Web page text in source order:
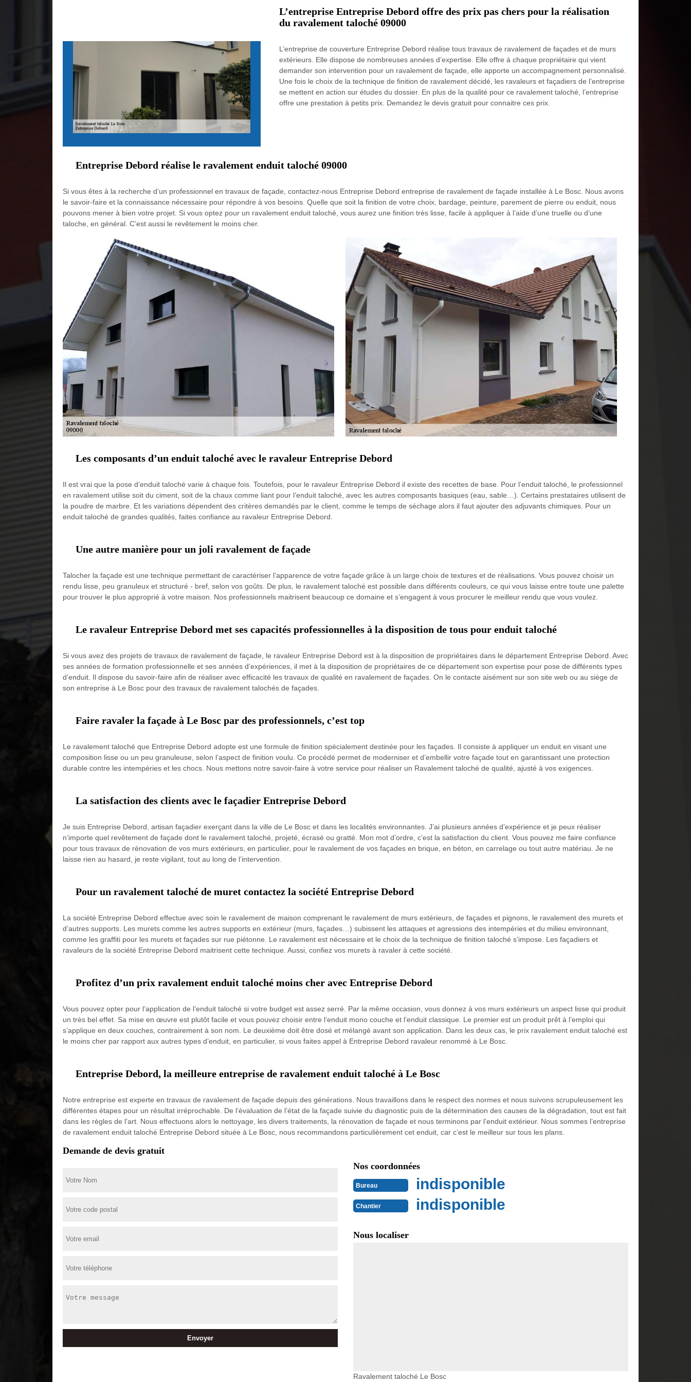
L’entreprise Entreprise Debord offre des prix pas chers pour la réalisation
du ravalement taloché 09000
L’entreprise de couverture Entreprise Debord réalise tous travaux de ravalement de façades et de murs
extérieurs. Elle dispose de nombreuses années d’expertise. Elle offre à chaque propriétaire qui vient
demander son intervention pour un ravalement de façade, elle apporte un accompagnement personnalisé.
Une fois le choix de la technique de finition de ravalement décidé, les ravaleurs et façadiers de l’entreprise
se mettent en action sur études du dossier. En plus de la qualité pour ce ravalement taloché, l’entreprise
offre une prestation à petits prix. Demandez le devis gratuit pour connaitre ces prix.
Entreprise Debord réalise le ravalement enduit taloché 09000
Si vous êtes à la recherche d’un professionnel en travaux de façade, contactez-nous Entreprise Debord entreprise de ravalement de façade installée à Le Bosc. Nous avons
le savoir-faire et la connaissance nécessaire pour répondre à vos besoins. Quelle que soit la finition de votre choix, bardage, peinture, parement de pierre ou enduit, nous
pouvons mener à bien votre projet. Si vous optez pour un ravalement enduit taloché, vous aurez une finition très lisse, facile à appliquer à l’aide d’une truelle ou d’une
taloche, en général. C’est aussi le revêtement le moins cher.
Les composants d’un enduit taloché avec le ravaleur Entreprise Debord
Il est vrai que la pose d’enduit taloché varie à chaque fois. Toutefois, pour le ravaleur Entreprise Debord il existe des recettes de base. Pour l’enduit taloché, le professionnel
en ravalement utilise soit du ciment, soit de la chaux comme liant pour l’enduit taloché, avec les autres composants basiques (eau, sable…). Certains prestataires utilisent de
la poudre de marbre. Et les variations dépendent des critères demandés par le client, comme le temps de séchage alors il faut ajouter des adjuvants chimiques. Pour un
enduit taloché de grandes qualités, faites confiance au ravaleur Entreprise Debord.
Une autre manière pour un joli ravalement de façade
Talocher la façade est une technique permettant de caractériser l’apparence de votre façade grâce à un large choix de textures et de réalisations. Vous pouvez choisir un
rendu lisse, peu granuleux et structuré - bref, selon vos goûts. De plus, le ravalement taloché est possible dans différents couleurs, ce qui vous laisse entre toute une palette
pour trouver le plus approprié à votre maison. Nos professionnels maitrisent beaucoup ce domaine et s’engagent à vous procurer le meilleur rendu que vous voulez.
Le ravaleur Entreprise Debord met ses capacités professionnelles à la disposition de tous pour enduit taloché
Si vous avez des projets de travaux de ravalement de façade, le ravaleur Entreprise Debord est à la disposition de propriétaires dans le département Entreprise Debord. Avec
ses années de formation professionnelle et ses années d’expériences, il met à la disposition de propriétaires de ce département son expertise pour pose de différents types
d’enduit. Il dispose du savoir-faire afin de réaliser avec efficacité les travaux de qualité en ravalement de façades. On le contacte aisément sur son site web ou au siège de
son entreprise à Le Bosc pour des travaux de ravalement talochés de façades.
Faire ravaler la façade à Le Bosc par des professionnels, c’est top
Le ravalement taloché que Entreprise Debord adopte est une formule de finition spécialement destinée pour les façades. Il consiste à appliquer un enduit en visant une
composition lisse ou un peu granuleuse, selon l’aspect de finition voulu. Ce procédé permet de moderniser et d’embellir votre façade tout en garantissant une protection
durable contre les intempéries et les chocs. Nous mettons notre savoir-faire à votre service pour réaliser un Ravalement taloché de qualité, ajusté à vos exigences.
La satisfaction des clients avec le façadier Entreprise Debord
Je suis Entreprise Debord, artisan façadier exerçant dans la ville de Le Bosc et dans les localités environnantes. J’ai plusieurs années d’expérience et je peux réaliser
n’importe quel revêtement de façade dont le ravalement taloché, projeté, écrasé ou gratté. Mon mot d’ordre, c’est la satisfaction du client. Vous pouvez me faire confiance
pour tous travaux de rénovation de vos murs extérieurs, en particulier, pour le ravalement de vos façades en brique, en béton, en carrelage ou tout autre matériau. Je ne
laisse rien au hasard, je reste vigilant, tout au long de l’intervention.
Pour un ravalement taloché de muret contactez la société Entreprise Debord
La société Entreprise Debord effectue avec soin le ravalement de maison comprenant le ravalement de murs extérieurs, de façades et pignons, le ravalement des murets et
d’autres supports. Les murets comme les autres supports en extérieur (murs, façades…) subissent les attaques et agressions des intempéries et du milieu environnant,
comme les graffiti pour les murets et façades sur rue piétonne. Le ravalement est nécessaire et le choix de la technique de finition taloché s’impose. Les façadiers et
ravaleurs de la société Entreprise Debord maitrisent cette technique. Aussi, confiez vos murets à ravaler à cette société.
Profitez d’un prix ravalement enduit taloché moins cher avec Entreprise Debord
Vous pouvez opter pour l’application de l’enduit taloché si votre budget est assez serré. Par la même occasion, vous donnez à vos murs extérieurs un aspect lisse qui produit
un très bel effet. Sa mise en œuvre est plutôt facile et vous pouvez choisir entre l’enduit mono couche et l’enduit classique. Le premier est un produit prêt à l’emploi qui
s’applique en deux couches, contrairement à son nom. Le deuxième doit être dosé et mélangé avant son application. Dans les deux cas, le prix ravalement enduit taloché est
le moins cher par rapport aux autres types d’enduit, en particulier, si vous faites appel à Entreprise Debord ravaleur renommé à Le Bosc.
Entreprise Debord, la meilleure entreprise de ravalement enduit taloché à Le Bosc
Notre entreprise est experte en travaux de ravalement de façade depuis des générations. Nous travaillons dans le respect des normes et nous suivons scrupuleusement les
différentes étapes pour un résultat irréprochable. De l’évaluation de l’état de la façade suivie du diagnostic puis de la détermination des causes de la dégradation, tout est fait
dans les règles de l’art. Nous effectuons alors le nettoyage, les divers traitements, la rénovation de façade et nous terminons par l’enduit extérieur. Nous sommes l’entreprise
de ravalement enduit taloché Entreprise Debord située à Le Bosc, nous recommandons particulièrement cet enduit, car c’est le meilleur sur tous les plans.
Demande de devis gratuit
Nos coordonnées
Bureau indisponible
Chantier indisponible
Nous localiser
Ravalement taloché Le Bosc